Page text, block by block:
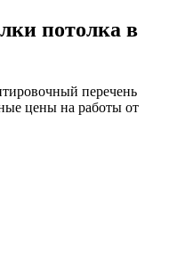
потолка в
перечень
цены на работы от